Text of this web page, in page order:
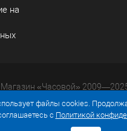
на
Магазин «Часовой»
адрес: 214036 Россия, г.
61а, кв. 24.
файлы cookies.
с Политикой